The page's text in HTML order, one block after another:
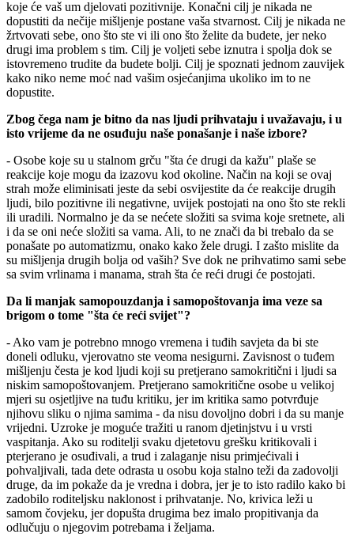
koje će vaš um djelovati pozitivnije. Konačni cilj je nikada ne
dopustiti da nečije mišljenje postane vaša stvarnost. Cilj je nikada ne
žrtvovati sebe, ono što ste vi ili ono što želite da budete, jer neko
drugi ima problem s tim. Cilj je voljeti sebe iznutra i spolja dok se
istovremeno trudite da budete bolji. Cilj je spoznati jednom zauvijek
kako niko neme moć nad vašim osjećanjima ukoliko im to ne
dopustite.
Zbog čega nam je bitno da nas ljudi prihvataju i uvažavaju, i u
isto vrijeme da ne osuđuju naše ponašanje i naše izbore?
- Osobe koje su u stalnom grču "šta će drugi da kažu" plaše se
reakcije koje mogu da izazovu kod okoline. Način na koji se ovaj
strah može eliminisati jeste da sebi osvijestite da će reakcije drugih
ljudi, bilo pozitivne ili negativne, uvijek postojati na ono što ste rekli
ili uradili. Normalno je da se nećete složiti sa svima koje sretnete, ali
i da se oni neće složiti sa vama. Ali, to ne znači da bi trebalo da se
ponašate po automatizmu, onako kako žele drugi. I zašto mislite da
su mišljenja drugih bolja od vaših? Sve dok ne prihvatimo sami sebe
sa svim vrlinama i manama, strah šta će reći drugi će postojati.
Da li manjak samopouzdanja i samopoštovanja ima veze sa
brigom o tome "šta će reći svijet"?
- Ako vam je potrebno mnogo vremena i tuđih savjeta da bi ste
doneli odluku, vjerovatno ste veoma nesigurni. Zavisnost o tuđem
mišljenju česta je kod ljudi koji su pretjerano samokritični i ljudi sa
niskim samopoštovanjem. Pretjerano samokritične osobe u velikoj
mjeri su osjetljive na tuđu kritiku, jer im kritika samo potvrđuje
njihovu sliku o njima samima - da nisu dovoljno dobri i da su manje
vrijedni. Uzroke je moguće tražiti u ranom djetinjstvu i u vrsti
vaspitanja. Ako su roditelji svaku djetetovu grešku kritikovali i
pterjerano je osuđivali, a trud i zalaganje nisu primjećivali i
pohvaljivali, tada dete odrasta u osobu koja stalno teži da zadovolji
druge, da im pokaže da je vredna i dobra, jer je to isto radilo kako bi
zadobilo roditeljsku naklonost i prihvatanje. No, krivica leži u
samom čovjeku, jer dopušta drugima bez imalo propitivanja da
odlučuju o njegovim potrebama i željama.